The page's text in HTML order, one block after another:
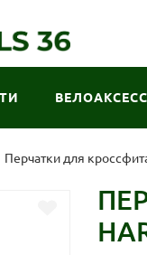
Перчатки для